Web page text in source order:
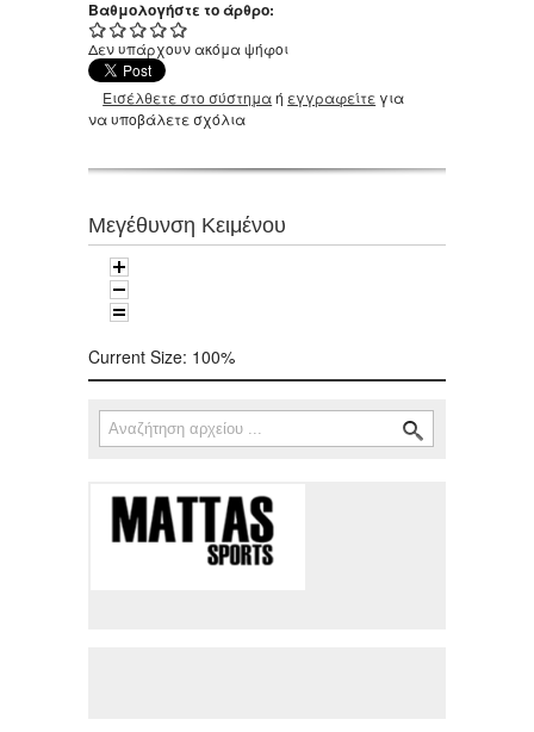
Βαθμολογήστε το άρθρο:
Δεν υπάρχουν ακόμα ψήφοι
Εισέλθετε στο σύστημαή εγγραφείτε για
να υποβάλετε σχόλια
Μεγέθυνση Κειμένου
Current Size: 100%
Φόρμα αναζήτησης
Αναζήτηση